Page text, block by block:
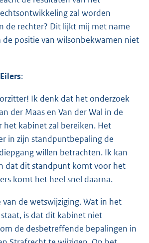
zal worden
de rechter? Dit lijkt mij met name
de positie van wilsonbekwamen niet
:
Ik denk dat het onderzoek
der Maas en Van der Wal in de
het kabinet zal bereiken. Het
in zijn standpuntbepaling de
willen betrachten. Ik kan
dat dit standpunt komt voor het
komt het heel snel daarna.
van de wetswijziging. Wat in het
is dat dit kabinet niet
de desbetreffende bepalingen in